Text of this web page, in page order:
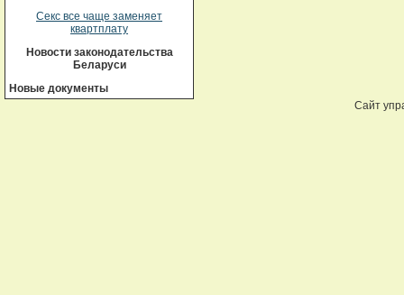
Секс все чаще заменяет
квартплату
Новости законодательства
Беларуси
Новые документы
Сайт